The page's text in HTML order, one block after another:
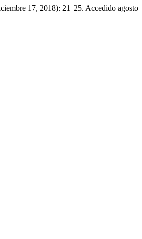
17, 2018): 21–25. Accedido agosto